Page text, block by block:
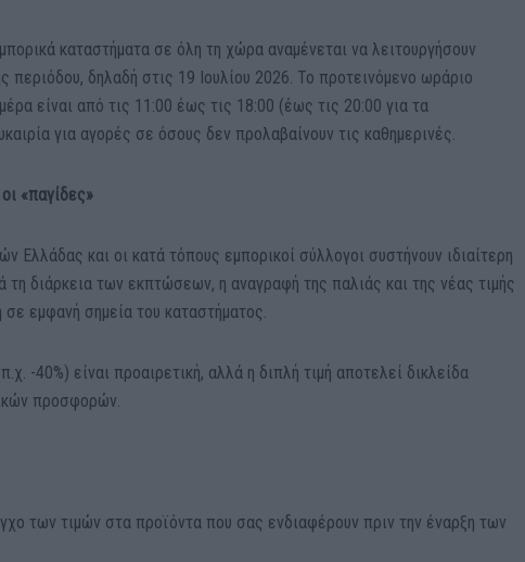
καταστήματα σε όλη τη χώρα αναμένεται να λειτουργήσουν
περιόδου, δηλαδή στις 19 Ιουλίου 2026. Το προτεινόμενο ωράριο
είναι από τις 11:00 έως τις 18:00 (έως τις 20:00 για τα
για αγορές σε όσους δεν προλαβαίνουν τις καθημερινές.
«παγίδες»
και οι κατά τόπους εμπορικοί σύλλογοι συστήνουν ιδιαίτερη
διάρκεια των εκπτώσεων, η αναγραφή της παλιάς και της νέας τιμής
εμφανή σημεία του καταστήματος.
-40%) είναι προαιρετική, αλλά η διπλή τιμή αποτελεί δικλείδα
προσφορών.
των τιμών στα προϊόντα που σας ενδιαφέρουν πριν την έναρξη των